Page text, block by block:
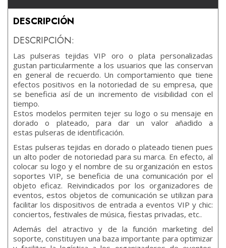
DESCRIPCIÓN
DESCRIPCIÓN:
Las pulseras tejidas VIP oro o plata personalizadas
gustan particularmente a los usuarios que las conservan
en general de recuerdo. Un comportamiento que tiene
efectos positivos en la notoriedad de su empresa, que
se beneficia así de un incremento de visibilidad con el
tiempo.
Estos modelos permiten tejer su logo o su mensaje en
dorado o plateado, para dar un valor añadido a
estas pulseras de identificación.
Estas pulseras tejidas en dorado o plateado tienen pues
un alto poder de notoriedad para su marca. En efecto, al
colocar su logo y el nombre de su organización en estos
soportes VIP, se beneficia de una comunicación por el
objeto eficaz. Reivindicados por los organizadores de
eventos, estos objetos de comunicación se utilizan para
facilitar los dispositivos de entrada a eventos VIP y chic:
conciertos, festivales de música, fiestas privadas, etc..
Además del atractivo y de la función marketing del
soporte, constituyen una baza importante para optimizar